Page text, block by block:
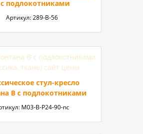
подлокотниками
Артикул:289-B-56
стул-кресло
B с подлокотниками
М03-B-P24-90-nc